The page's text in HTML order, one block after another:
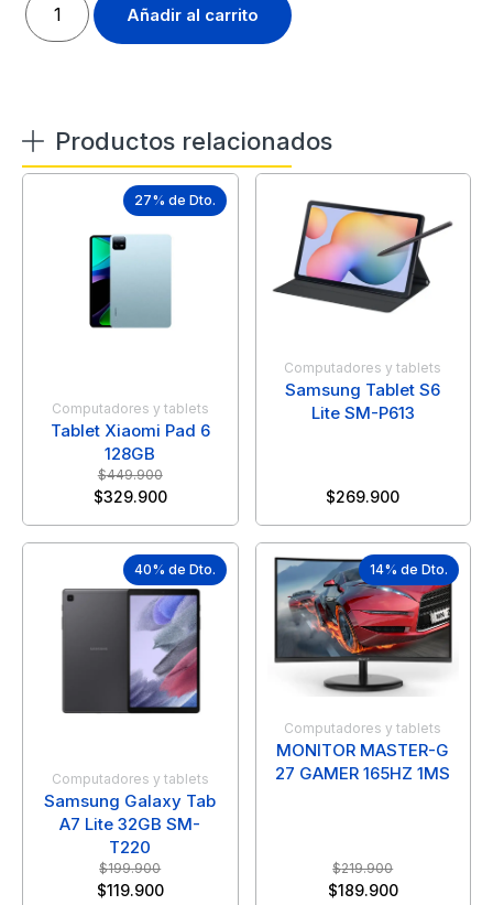
Añadir al carrito
Productos relacionados
27% de Dto.
Computadores y tablets
Tablet Xiaomi Pad 6
128GB
$449.900
$329.900
Computadores y tablets
Samsung Tablet S6
Lite SM-P613
$269.900
40% de Dto.
Computadores y tablets
Samsung Galaxy Tab
A7 Lite 32GB SM-
T220
$199.900
$119.900
14% de Dto.
Computadores y tablets
MONITOR MASTER-G
27 GAMER 165HZ 1MS
$219.900
$189.900